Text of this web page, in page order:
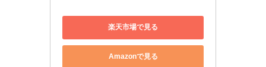
楽天市場で見る
Amazonで見る